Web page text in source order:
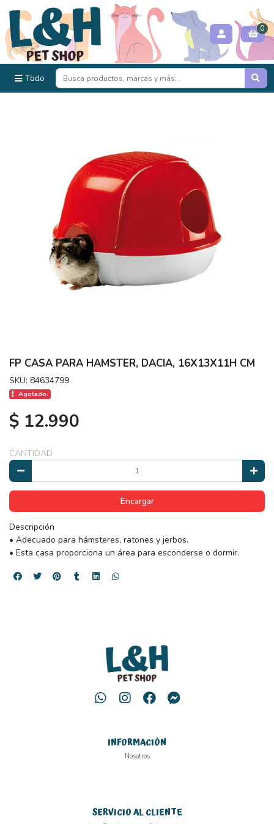
Todo
0
FP CASA PARA HAMSTER, DACIA, 16X13X11H CM
SKU: 84634799
Agotado.
$ 12.990
CANTIDAD
Encargar
Descripción
• Adecuado para hámsteres, ratones y jerbos.
• Esta casa proporciona un área para esconderse o dormir.
INFORMACIÓN
Nosotros
SERVICIO AL CLIENTE